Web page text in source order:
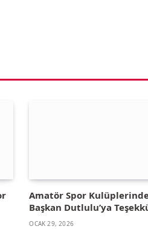
Amatör Spor
Başkan Dutlulu’ya
OCAK 29, 2026